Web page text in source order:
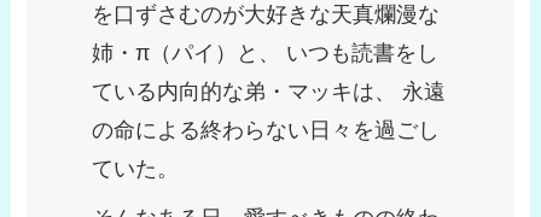
を口ずさむのが大好きな天真爛漫な
姉・π（パイ）と、 いつも読書をし
ている内向的な弟・マッキは、 永遠
の命による終わらない日々を過ごし
ていた。